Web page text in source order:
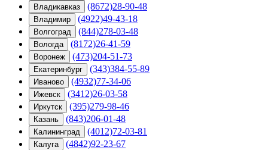
Владикавказ (8672)28-90-48
Владимир (4922)49-43-18
Волгоград (844)278-03-48
Вологда (8172)26-41-59
Воронеж (473)204-51-73
Екатеринбург (343)384-55-89
Иваново (4932)77-34-06
Ижевск (3412)26-03-58
Иркутск (395)279-98-46
Казань (843)206-01-48
Калининград (4012)72-03-81
Калуга (4842)92-23-67